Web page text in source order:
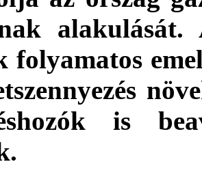
folyamatos
is